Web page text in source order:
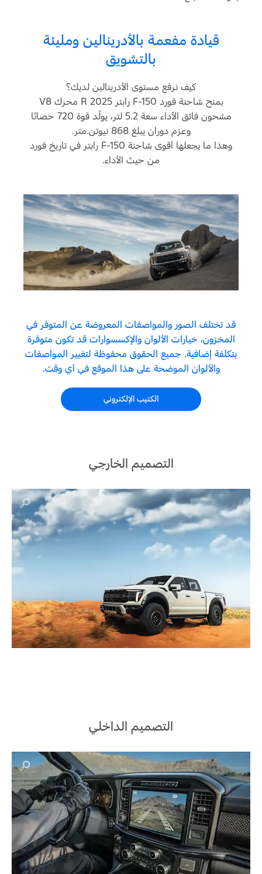
قيادة مفعمة بالأدرينالين ومليئة
بالتشويق
كيف نرفع مستوى الأدرينالين لديك؟
بمنح شاحنة فورد F-150 رابتر R 2025 محرك V8
مشحون فائق الأداء سعة 5.2 لتر، يولّد قوة 720 حصانًا
وعزم دوران يبلغ 868 نيوتن.متر.
وهذا ما يجعلها أقوى شاحنة F-150 رابتر في تاريخ فورد
من حيث الأداء.
قد تختلف الصور والمواصفات المعروضة عن المتوفر في
المخزون، خيارات الألوان والإكسسوارات قد تكون متوفرة
بتكلفة إضافية. جميع الحقوق محفوظة لتغيير المواصفات
والألوان الموضحة على هذا الموقع في أي وقت.
الكتيب الإلكتروني
التصميم الخارجي
التصميم الداخلي